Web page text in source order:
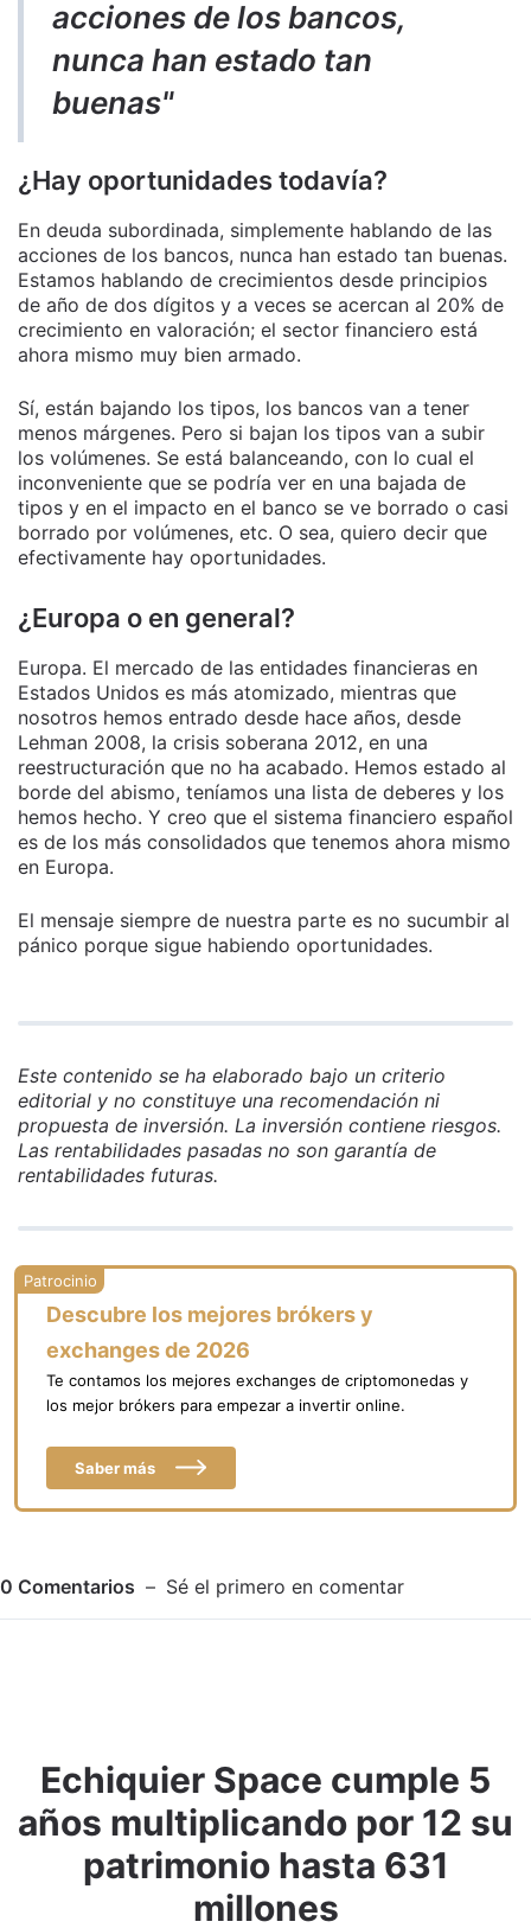
acciones de los bancos,
nunca han estado tan
buenas"
¿Hay oportunidades todavía?
En deuda subordinada, simplemente hablando de las
acciones de los bancos, nunca han estado tan buenas.
Estamos hablando de crecimientos desde principios
de año de dos dígitos y a veces se acercan al 20% de
crecimiento en valoración; el sector financiero está
ahora mismo muy bien armado.
Sí, están bajando los tipos, los bancos van a tener
menos márgenes. Pero si bajan los tipos van a subir
los volúmenes. Se está balanceando, con lo cual el
inconveniente que se podría ver en una bajada de
tipos y en el impacto en el banco se ve borrado o casi
borrado por volúmenes, etc. O sea, quiero decir que
efectivamente hay oportunidades.
¿Europa o en general?
Europa. El mercado de las entidades financieras en
Estados Unidos es más atomizado, mientras que
nosotros hemos entrado desde hace años, desde
Lehman 2008, la crisis soberana 2012, en una
reestructuración que no ha acabado. Hemos estado al
borde del abismo, teníamos una lista de deberes y los
hemos hecho. Y creo que el sistema financiero español
es de los más consolidados que tenemos ahora mismo
en Europa.
El mensaje siempre de nuestra parte es no sucumbir al
pánico porque sigue habiendo oportunidades.
Este contenido se ha elaborado bajo un criterio
editorial y no constituye una recomendación ni
propuesta de inversión. La inversión contiene riesgos.
Las rentabilidades pasadas no son garantía de
rentabilidades futuras.
Descubre los mejores brókers y
exchanges de 2026
Te contamos los mejores exchanges de criptomonedas y
los mejor brókers para empezar a invertir online.
Saber más
0 Comentarios Sé el primero en comentar
Adjuntar imagen Comentar
Echiquier Space cumple 5
años multiplicando por 12 su
patrimonio hasta 631
millones